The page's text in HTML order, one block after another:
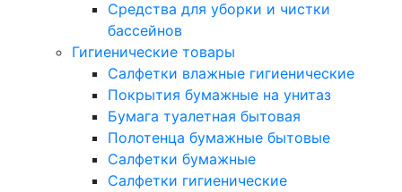
Средства для уборки и чистки
бассейнов
Гигиенические товары
Салфетки влажные гигиенические
Покрытия бумажные на унитаз
Бумага туалетная бытовая
Полотенца бумажные бытовые
Салфетки бумажные
Салфетки гигиенические